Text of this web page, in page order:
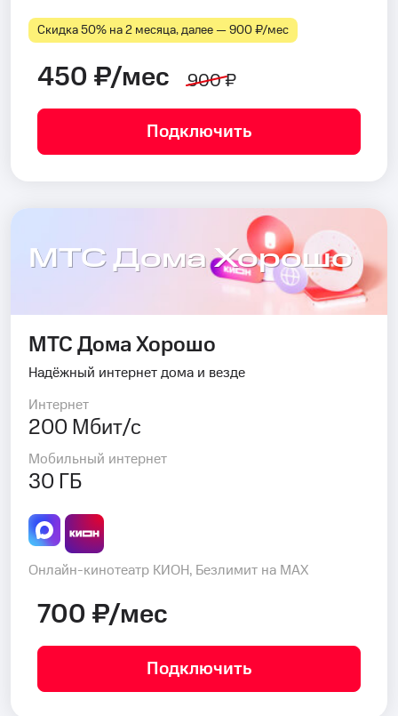
Скидка 50% на 2 месяца, далее — 900 ₽⁠/⁠мес
450 ₽/мес 900 ₽
Подключить
МТС Дома Хорошо
МТС Дома Хорошо
Надёжный интернет дома и везде
Интернет
200 Мбит/с
Мобильный интернет
30 ГБ
Онлайн-кинотеатр КИОН, Безлимит на MAX
700 ₽/мес
Подключить